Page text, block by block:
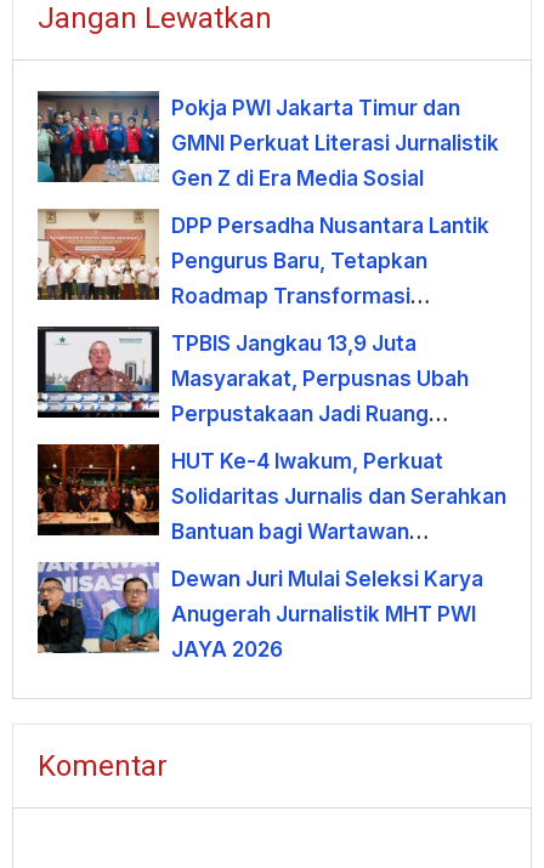
Jangan Lewatkan
Pokja PWI Jakarta Timur dan
GMNI Perkuat Literasi Jurnalistik
Gen Z di Era Media Sosial
DPP Persadha Nusantara Lantik
Pengurus Baru, Tetapkan
Roadmap Transformasi
Lembaga Hindu Menuju
Indonesia Emas 2045
TPBIS Jangkau 13,9 Juta
Masyarakat, Perpusnas Ubah
Perpustakaan Jadi Ruang
Pemberdayaan
HUT Ke-4 Iwakum, Perkuat
Solidaritas Jurnalis dan Serahkan
Bantuan bagi Wartawan
Terdampak PHK
Dewan Juri Mulai Seleksi Karya
Anugerah Jurnalistik MHT PWI
JAYA 2026
Komentar